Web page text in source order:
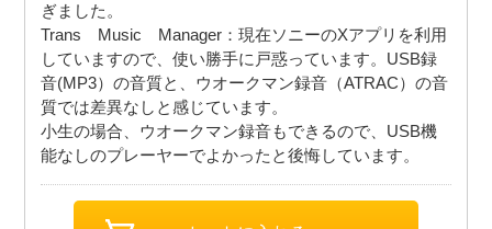
ぎました。
Trans Music Manager：現在ソニーのXアプリを利用
していますので、使い勝手に戸惑っています。USB録
音(MP3）の音質と、ウオークマン録音（ATRAC）の音
質では差異なしと感じています。
小生の場合、ウオークマン録音もできるので、USB機
能なしのプレーヤーでよかったと後悔しています。